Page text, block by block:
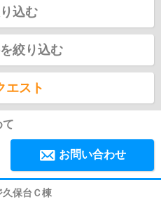
込む
絞り込む
エスト
て
お問い合わせ
久保台Ｃ棟